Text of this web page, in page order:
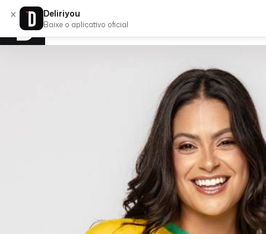
× Deliriyou
Baixe o aplicativo oficial